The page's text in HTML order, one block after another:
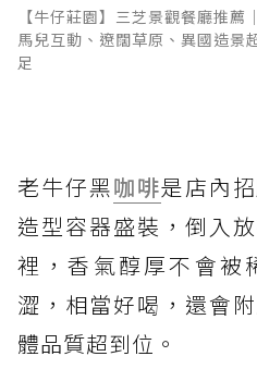
【牛仔莊園】三芝景觀餐廳推薦
馬兒互動、遼闊草原、異國造景
足
老牛仔黑咖啡是店內
造型容器盛裝，倒入
裡，香氣醇厚不會被
澀，相當好喝，還會
體品質超到位。